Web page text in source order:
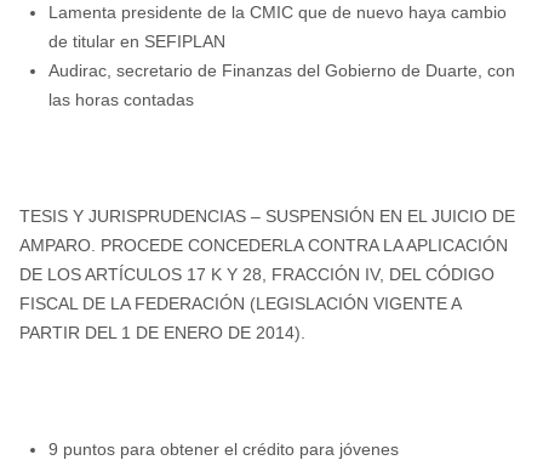
Lamenta presidente de la CMIC que de nuevo haya cambio
de titular en SEFIPLAN
Audirac, secretario de Finanzas del Gobierno de Duarte, con
las horas contadas
TESIS Y JURISPRUDENCIAS – SUSPENSIÓN EN EL JUICIO DE
AMPARO. PROCEDE CONCEDERLA CONTRA LA APLICACIÓN
DE LOS ARTÍCULOS 17 K Y 28, FRACCIÓN IV, DEL CÓDIGO
FISCAL DE LA FEDERACIÓN (LEGISLACIÓN VIGENTE A
PARTIR DEL 1 DE ENERO DE 2014).
9 puntos para obtener el crédito para jóvenes